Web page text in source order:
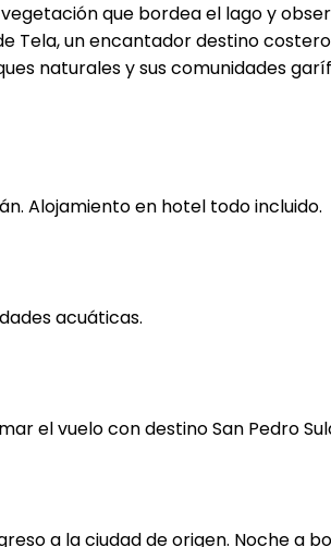
que bordea el lago y
Tela, un encantador destino
naturales y sus comunidades
Alojamiento en hotel todo incluido.
acuáticas.
el vuelo con destino San Pedro
a la ciudad de origen. Noche a